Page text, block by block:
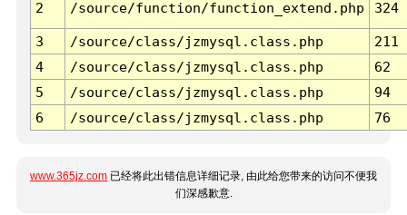
2 /source/function/function_extend.php 324
3 /source/class/jzmysql.class.php
211
4
/source/class/jzmysql.class.php
62
5
/source/class/jzmysql.class.php
94
6
/source/class/jzmysql.class.php 76
www.365jz.com 已经将此出错信息详细记录, 由此给您带来的访问不便我
们深感歉意.